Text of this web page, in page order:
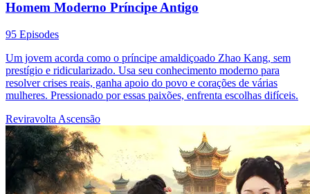
Homem Moderno Príncipe Antigo
95 Episodes
Um jovem acorda como o príncipe amaldiçoado Zhao Kang, sem
prestígio e ridicularizado. Usa seu conhecimento moderno para
resolver crises reais, ganha apoio do povo e corações de várias
mulheres. Pressionado por essas paixões, enfrenta escolhas difíceis.
Reviravolta Ascensão